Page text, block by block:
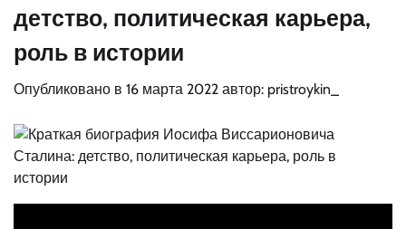
детство, политическая карьера,
роль в истории
Опубликовано в 16 марта 2022 автор: pristroykin_